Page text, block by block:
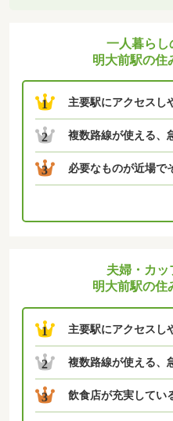
一人暮らし
明大前駅の住
1 主要駅にアクセスし
2 複数路線が使える、
3 必要なものが近場で
夫婦・カッ
明大前駅の住
1 主要駅にアクセスし
2 複数路線が使える、
3 飲食店が充実してい